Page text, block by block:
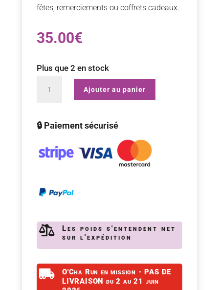
fêtes, remerciements ou coffrets cadeaux.
35.00€
Plus que 2 en stock
Kati
Lotus
cl
Ajouter au panier
🔒 Paiement sécurisé

Les poids s'entendent net
sur l'expédition

O'Cha Run en mission - PAS DE
LIVRAISON du 2 au 21 juin